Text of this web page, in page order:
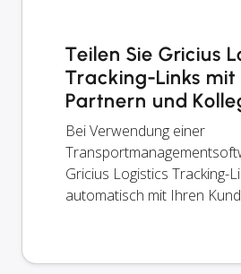
Teilen Sie Gricius
Tracking-Links mit
Partnern und
Bei Verwendung einer
Gricius Logistics Tracking-
automatisch mit Ihren